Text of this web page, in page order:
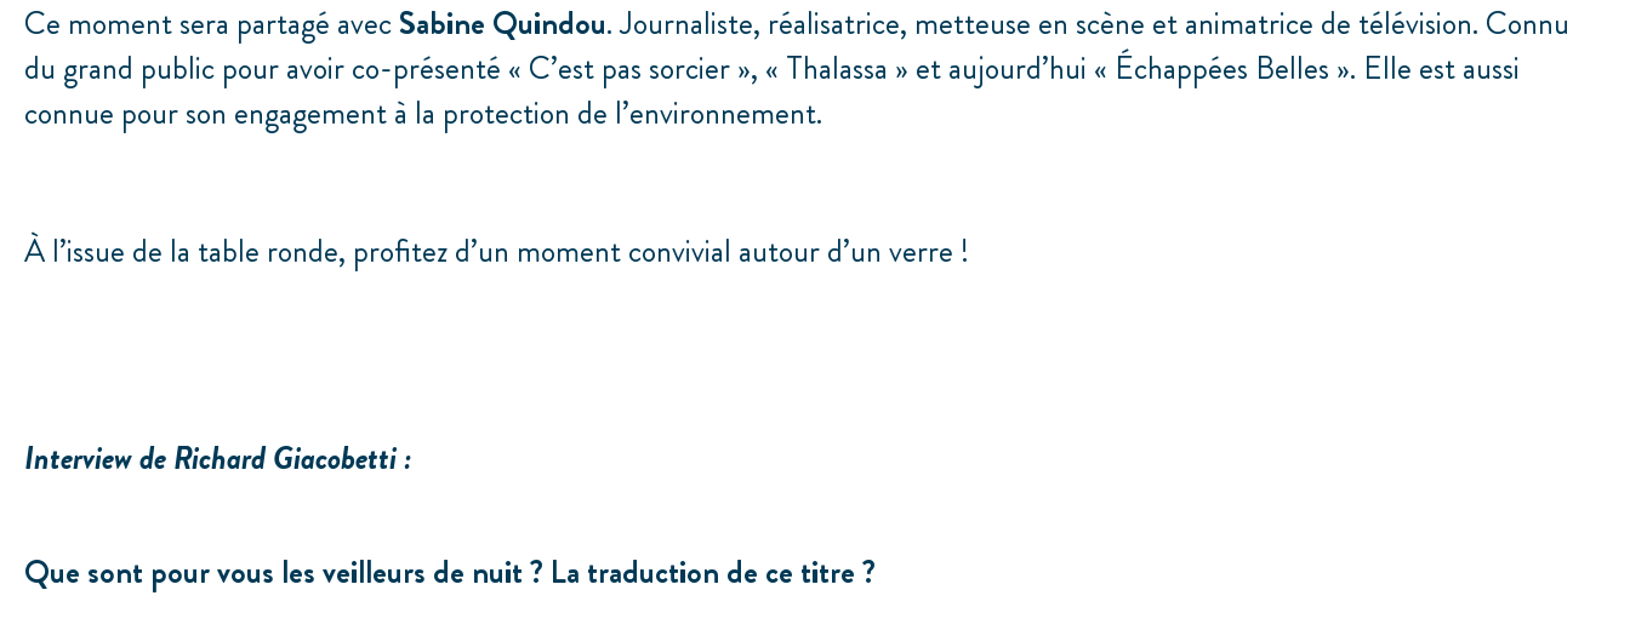
Ce moment sera partagé avecSabine Quindou. Journaliste, réalisatrice, metteuse en scène et animatrice de télévision. Connu
du grand public pour avoir co-présenté « C’est pas sorcier », « Thalassa » et aujourd’hui « Échappées Belles ». Elle est aussi
connue pour son engagement à la protection de l’environnement.
À l’issue de la table ronde, profitez d’un moment convivial autour d’un verre !
Interview de Richard Giacobetti :
Que sont pour vous les veilleurs de nuit ? La traduction de ce titre?